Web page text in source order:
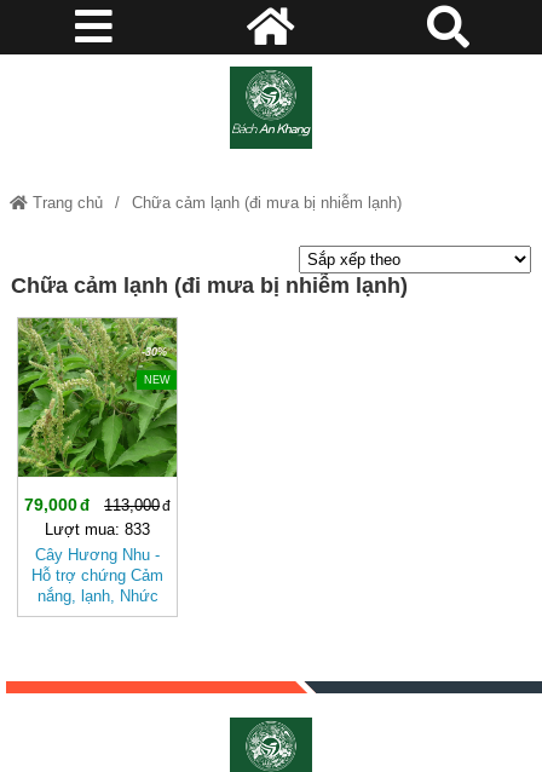
Trang chủ Chữa cảm lạnh (đi mưa bị nhiễm lạnh)
Chữa cảm lạnh (đi mưa bị nhiễm lạnh)
-30%
NEW
79,000
113,000
Lượt mua: 833
Cây Hương Nhu -
Hỗ trợ chứng Cảm
nắng, lạnh, Nhức
đầu, hỗ trợ chứng